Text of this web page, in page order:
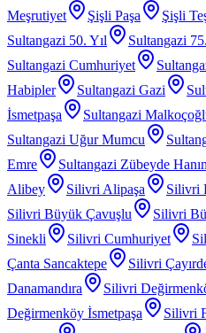
Meşrutiyet
Şişli Paşa Şişli
Sultangazi 50. Yıl
Sultangazi
Sultangazi Cumhuriyet
Habipler
Sultangazi Gazi
İsmetpaşa
Sultangazi
Sultangazi Uğur Mumcu
Emre
Sultangazi Zübeyde
Alibey
Silivri Alipaşa Silivri
Silivri Büyük Çavuşlu
Silivri
Sinekli
Silivri Cumhuriyet
Çanta Sancaktepe
Silivri
Danamandıra
Silivri
Değirmenköy İsmetpaşa
Silivri